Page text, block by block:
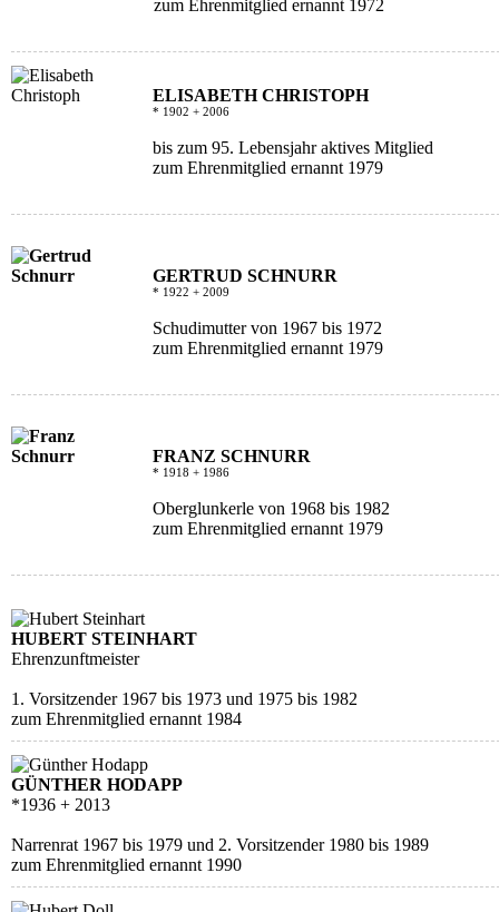
zum Ehrenmitglied ernannt 1972
ELISABETH CHRISTOPH
* 1902 + 2006
bis zum 95. Lebensjahr aktives Mitglied
zum Ehrenmitglied ernannt 1979
GERTRUD SCHNURR
* 1922 + 2009
Schudimutter von 1967 bis 1972
zum Ehrenmitglied ernannt 1979
FRANZ SCHNURR
* 1918 + 1986
Oberglunkerle von 1968 bis 1982
zum Ehrenmitglied ernannt 1979
HUBERT STEINHART
Ehrenzunftmeister
1. Vorsitzender 1967 bis 1973 und 1975 bis 1982
zum Ehrenmitglied ernannt 1984
GÜNTHER HODAPP
*1936 + 2013
Narrenrat 1967 bis 1979 und 2. Vorsitzender 1980 bis 1989
zum Ehrenmitglied ernannt 1990